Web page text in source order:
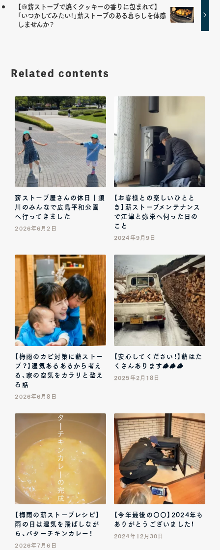
【🍪薪ストーブで焼くクッキーの香りに包まれて】
「いつかしてみたい！」薪ストーブのある暮らしを体感
しませんか？
Related contents
薪ストーブ屋さんの休日｜須
川のみんなで広島平和公園
へ行ってきました
2026年6月2日
【お客様との楽しいひとと
き】薪ストーブメンテナンス
で江津と弥栄へ伺った日の
こと
2024年9月9日
【梅雨のカビ対策に薪ストー
ブ？】湿気あるあるから考え
る、家の空気をカラリと整え
る話
2026年6月8日
【安心してください！】薪はた
くさんあります🪵🪵🪵
2025年2月18日
【梅雨の薪ストーブレシピ】
雨の日は湿気を飛ばしなが
ら、バターチキンカレー！
2026年7月6日
【今年最後の〇〇】2024年も
ありがとうございました！
2024年12月30日